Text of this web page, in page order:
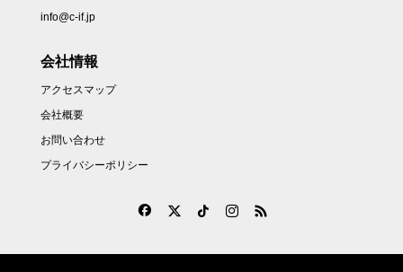
info@c-if.jp
会社情報
アクセスマップ
会社概要
お問い合わせ
プライバシーポリシー